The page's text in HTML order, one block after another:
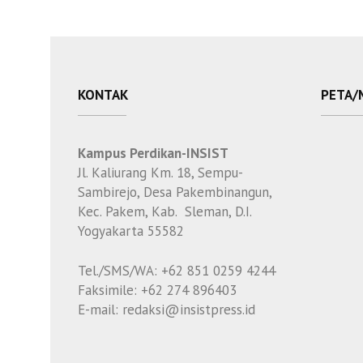
KONTAK
Kampus Perdikan-INSIST
Jl. Kaliurang Km. 18, Sempu-
Sambirejo, Desa Pakembinangun,
Kec. Pakem, Kab. Sleman, D.I.
Yogyakarta 55582
Tel./SMS/WA: +62 851 0259 4244
Faksimile: +62 274 896403
E-mail: redaksi@insistpress.id
PETA/